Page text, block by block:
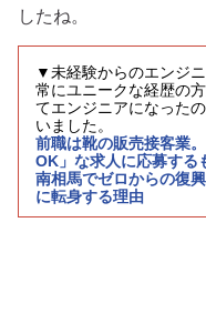
したね。
▼未経験からのエンジ
常にユニークな経歴の
てエンジニアになった
いました。
前職は靴の販売接客業
OK」な求人に応募する
南相馬でゼロからの復
に転身する理由